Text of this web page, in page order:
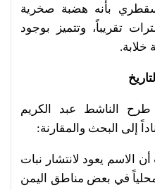
بأنه هضبة صخرية
لمسافة 3 كيلومترات تقريباً، وتتميز بوجود
خلابة.
طرح الناشط عبد الكريم
إلى البحث والمقارنة:
أن الاسم يعود لانتشار نبات
في بعض مناطق اليمن